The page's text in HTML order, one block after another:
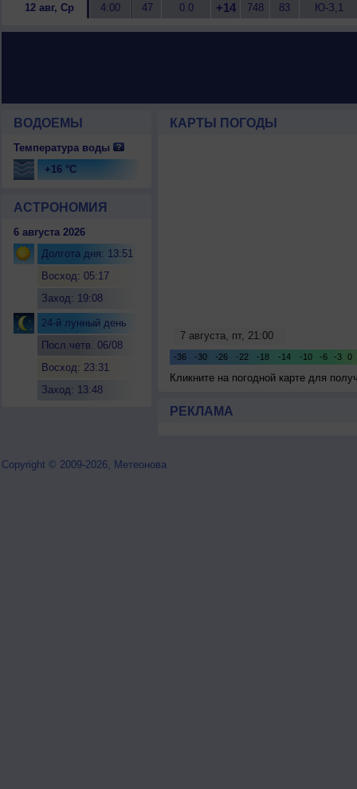
12 авг, Ср
4:00 47 0.0 +14 748 83 Ю-З,1
ВОДОЕМЫ
Температура воды
+16 °C
АСТРОНОМИЯ
6 августа 2026
Долгота дня: 13:51
Восход: 05:17
Заход: 19:08
24-й лунный день
Посл.четв. 06/08
Восход: 23:31
Заход: 13:48
КАРТЫ ПОГОДЫ
Кликните на погодной карте для
РЕКЛАМА
Copyright © 2009-2026, Метеонова